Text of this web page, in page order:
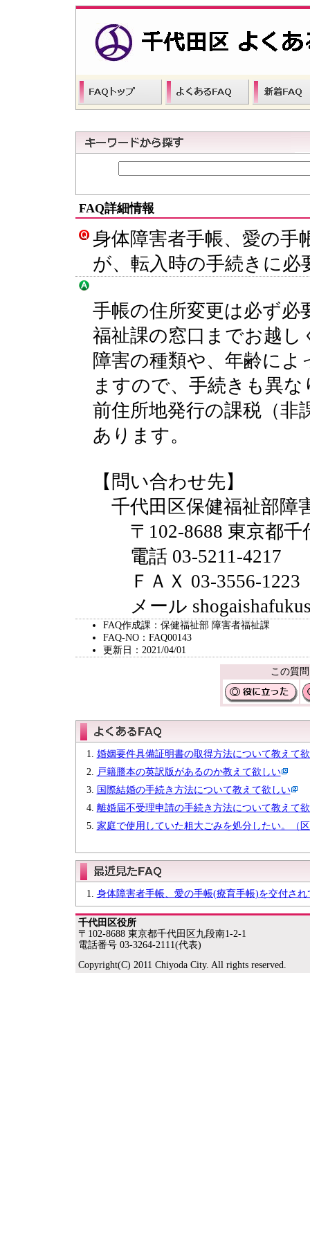
FAQ詳細情報
身体障害者手帳、愛の手
が、転入時の手続きに
手帳の住所変更は必ず
福祉課の窓口までお越し
障害の種類や、年齢に
ますので、手続きも異な
前住所地発行の課税（非
あります。
【問い合わせ先】
千代田区保健福祉部障
〒102-8688 東京都千
電話 03-5211-4217
ＦＡＸ 03-3556-1223
メール
FAQ作成課：保健福祉部 障害者福祉課
FAQ-NO：FAQ00143
更新日：2021/04/01
この質
婚姻要件具備証明書の取得方法について教えて
戸籍謄本の英訳版があるのか教えて欲しい
国際結婚の手続き方法について教えて欲しい
離婚届不受理申請の手続き方法について教えて
家庭で使用していた粗大ごみを処分したい。（
身体障害者手帳、愛の手帳(療育手帳)を交付さ
千代田区役所
〒102-8688 東京都千代田区九段南1-2-1
電話番号 03-3264-2111(代表)
Copyright(C) 2011 Chiyoda City. All rights reserved.